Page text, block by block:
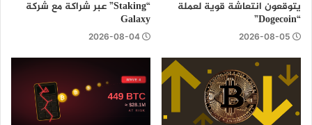
يتوقعون انتعاشة قوية لعملة
“Dogecoin”
2026-08-05
“Staking” عبر شراكة مع شركة
Galaxy
2026-08-04